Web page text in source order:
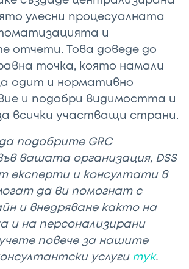
улесни процесуалната
и
отчети. Това доведе до
точка, която намали
одит и нормативно
и подобри видимостта и
всички участващи страни.
подобрите GRC
вашата организация, DSS
експерти и консултати в
да ви помогнат с
и внедряване както на
и на персонализирани
повече за нашите
услуги тук.